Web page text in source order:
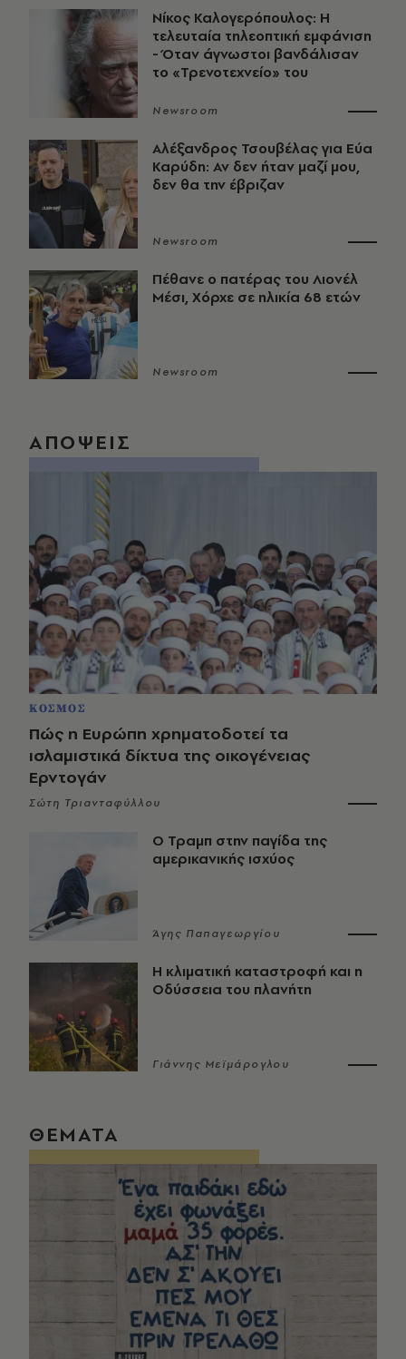
Νίκος Καλογερόπουλος: Η
τελευταία τηλεοπτική εμφάνιση
- Όταν άγνωστοι βανδάλισαν
το «Τρενοτεχνείο» του
Newsroom
Αλέξανδρος Τσουβέλας για Εύα
Καρύδη: Αν δεν ήταν μαζί μου,
δεν θα την έβριζαν
Newsroom
Πέθανε ο πατέρας του Λιονέλ
Μέσι, Χόρχε σε ηλικία 68 ετών
Newsroom
ΑΠΟΨΕΙΣ
ΚΟΣΜΟΣ
Πώς η Ευρώπη χρηματοδοτεί τα
ισλαμιστικά δίκτυα της οικογένειας
Ερντογάν
Σώτη Τριανταφύλλου
Ο Τραμπ στην παγίδα της
αμερικανικής ισχύος
Άγης Παπαγεωργίου
Η κλιματική καταστροφή και η
Οδύσσεια του πλανήτη
Γιάννης Μεϊμάρογλου
ΘΕΜΑΤΑ